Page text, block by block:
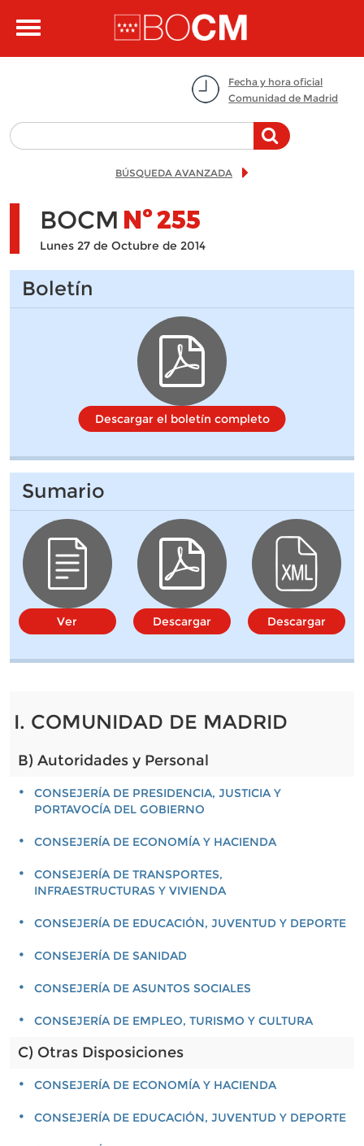
Toggle
Fecha y hora oficial
Comunidad de Madrid
BÚSQUEDA AVANZADA
BOCM Nº255
Lunes 27 de Octubre de 2014
Boletín
Descargar el boletín completo
Sumario
Ver Descargar Descargar
I. COMUNIDAD DE MADRID
B) Autoridades y Personal
CONSEJERÍA DE PRESIDENCIA, JUSTICIA Y
PORTAVOCÍA DEL GOBIERNO
CONSEJERÍA DE ECONOMÍA Y HACIENDA
CONSEJERÍA DE TRANSPORTES,
INFRAESTRUCTURAS Y VIVIENDA
CONSEJERÍA DE EDUCACIÓN, JUVENTUD Y DEPORTE
CONSEJERÍA DE SANIDAD
CONSEJERÍA DE ASUNTOS SOCIALES
CONSEJERÍA DE EMPLEO, TURISMO Y CULTURA
C) Otras Disposiciones
CONSEJERÍA DE ECONOMÍA Y HACIENDA
CONSEJERÍA DE EDUCACIÓN, JUVENTUD Y DEPORTE